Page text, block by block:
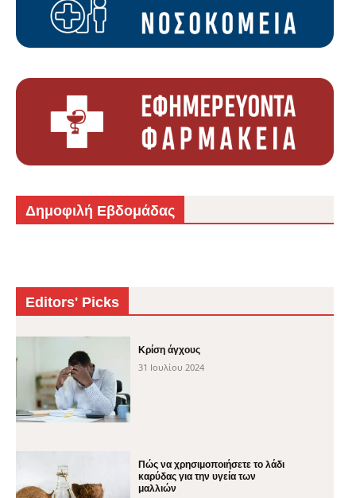
Δημοφιλή Εβδομάδας
Editors' Picks
Κρίση άγχους
31 Ιουλίου 2024
Πώς να χρησιμοποιήσετε το λάδι
καρύδας για την υγεία των
μαλλιών